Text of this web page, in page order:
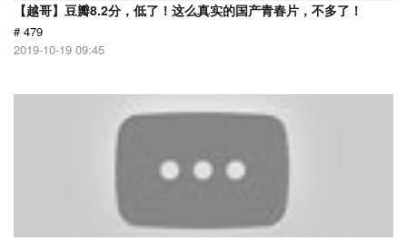
【越哥】豆瓣8.2分，低了！这么真实的国产青春片，不多了！
# 479
2019-10-19 09:45